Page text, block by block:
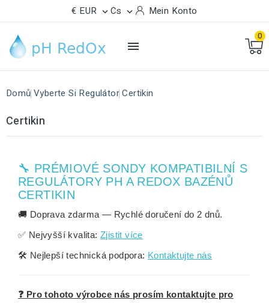
€ EUR  Cs  Mein Konto

0
Domů Vyberte Si Regulátor Certikin
Certikin
🔧 PRÉMIOVÉ SONDY KOMPATIBILNÍ S
REGULÁTORY PH A REDOX BAZÉNŮ
CERTIKIN
🚚 Doprava zdarma — Rychlé doručení do 2 dnů.
✅ Nejvyšší kvalita: Zjistit více
🛠️ Nejlepší technická podpora: Kontaktujte nás
❓ Pro tohoto výrobce nás prosím kontaktujte pro